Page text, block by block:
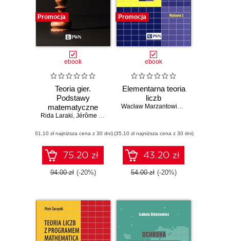
Promocja
ebook
Teoria gier.
Podstawy
matematyczne
Rida Laraki, Jérôme Renault
(61,10 zł najniższa cena z 30 dni)
75.20 zł
94.00 zł (-20%)
Promocja
ebook
Elementarna teoria
liczb
Wacław Marzantowicz
(35,10 zł najniższa cena z 30 dni)
43.20 zł
54.00 zł (-20%)